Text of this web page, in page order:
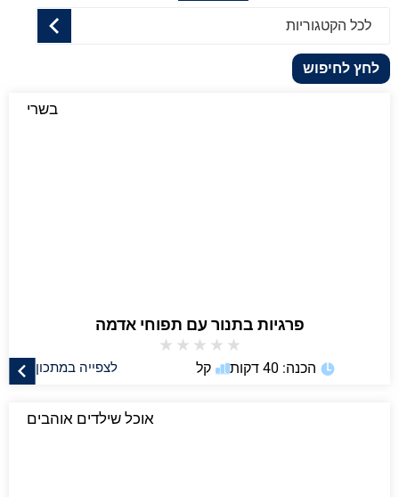
לכל הקטגוריות
לחץ לחיפוש
בשרי
פרגיות בתנור עם תפוחי אדמה
★
★
★
★
★
לצפייה במתכון הכנה: 40 דקות קל
אוכל שילדים אוהבים